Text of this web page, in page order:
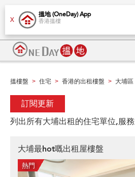
X
搵地 (OneDay) App
香港搵樓
搵樓盤 > 住宅 > 香港的出租樓盤 > 大埔區
訂閱更新
列出所有大埔出租的住宅單位,服
大埔最hot嘅出租屋樓盤